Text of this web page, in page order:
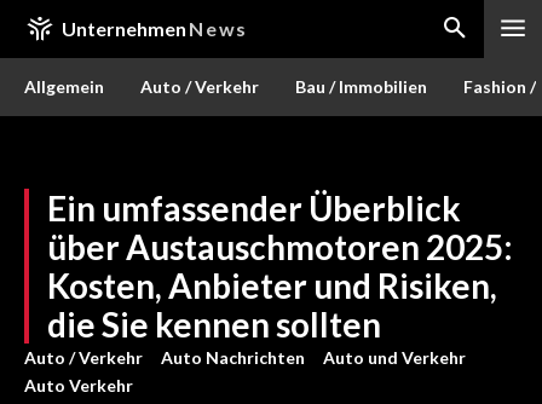
Unternehmen News
Allgemein Auto / Verkehr Bau / Immobilien Fashion /
Ein umfassender Überblick
über Austauschmotoren 2025:
Kosten, Anbieter und Risiken,
die Sie kennen sollten
Auto / Verkehr Auto Nachrichten
Auto und Verkehr
Auto Verkehr